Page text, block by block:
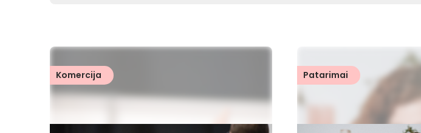
Komercija Patarimai